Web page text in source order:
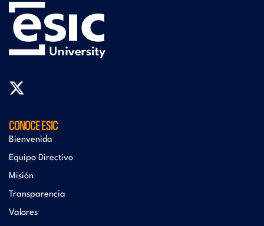
CONOCE ESIC
Bienvenida
Equipo Directivo
Misión
Transparencia
Valores